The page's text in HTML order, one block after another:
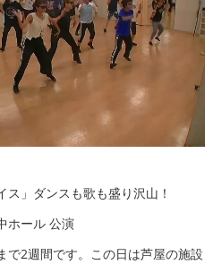
」ダンスも歌も盛り沢山！
ホール 公演
で2週間です。この日は芦屋の施設